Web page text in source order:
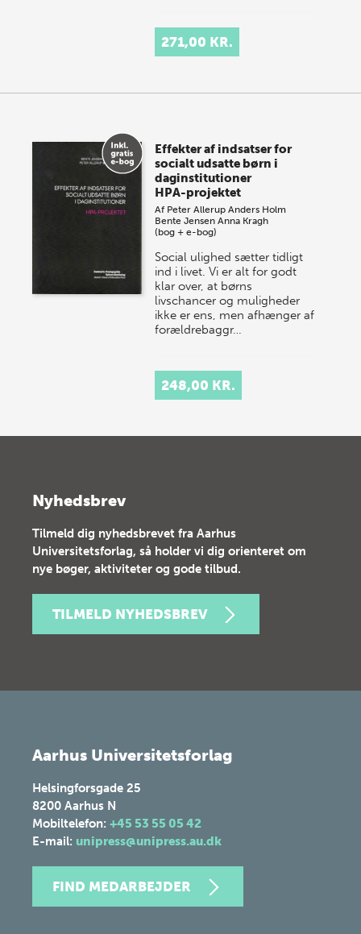
271,00 KR.
Effekter af indsatser for
socialt udsatte børn i
daginstitutioner
HPA-projektet
Af Peter Allerup Anders Holm
Bente Jensen Anna Kragh
(bog + e-bog)
Social ulighed sætter tidligt
ind i livet. Vi er alt for godt
klar over, at børns
livschancer og muligheder
ikke er ens, men afhænger af
forældrebaggr…
248,00 KR.
Nyhedsbrev
Tilmeld dig nyhedsbrevet fra Aarhus
Universitetsforlag, så holder vi dig orienteret om
nye bøger, aktiviteter og gode tilbud.
TILMELD NYHEDSBREV
Aarhus Universitetsforlag
Helsingforsgade 25
8200 Aarhus N
Mobiltelefon: +45 53 55 05 42
E-mail: unipress@unipress.au.dk
FIND MEDARBEJDER